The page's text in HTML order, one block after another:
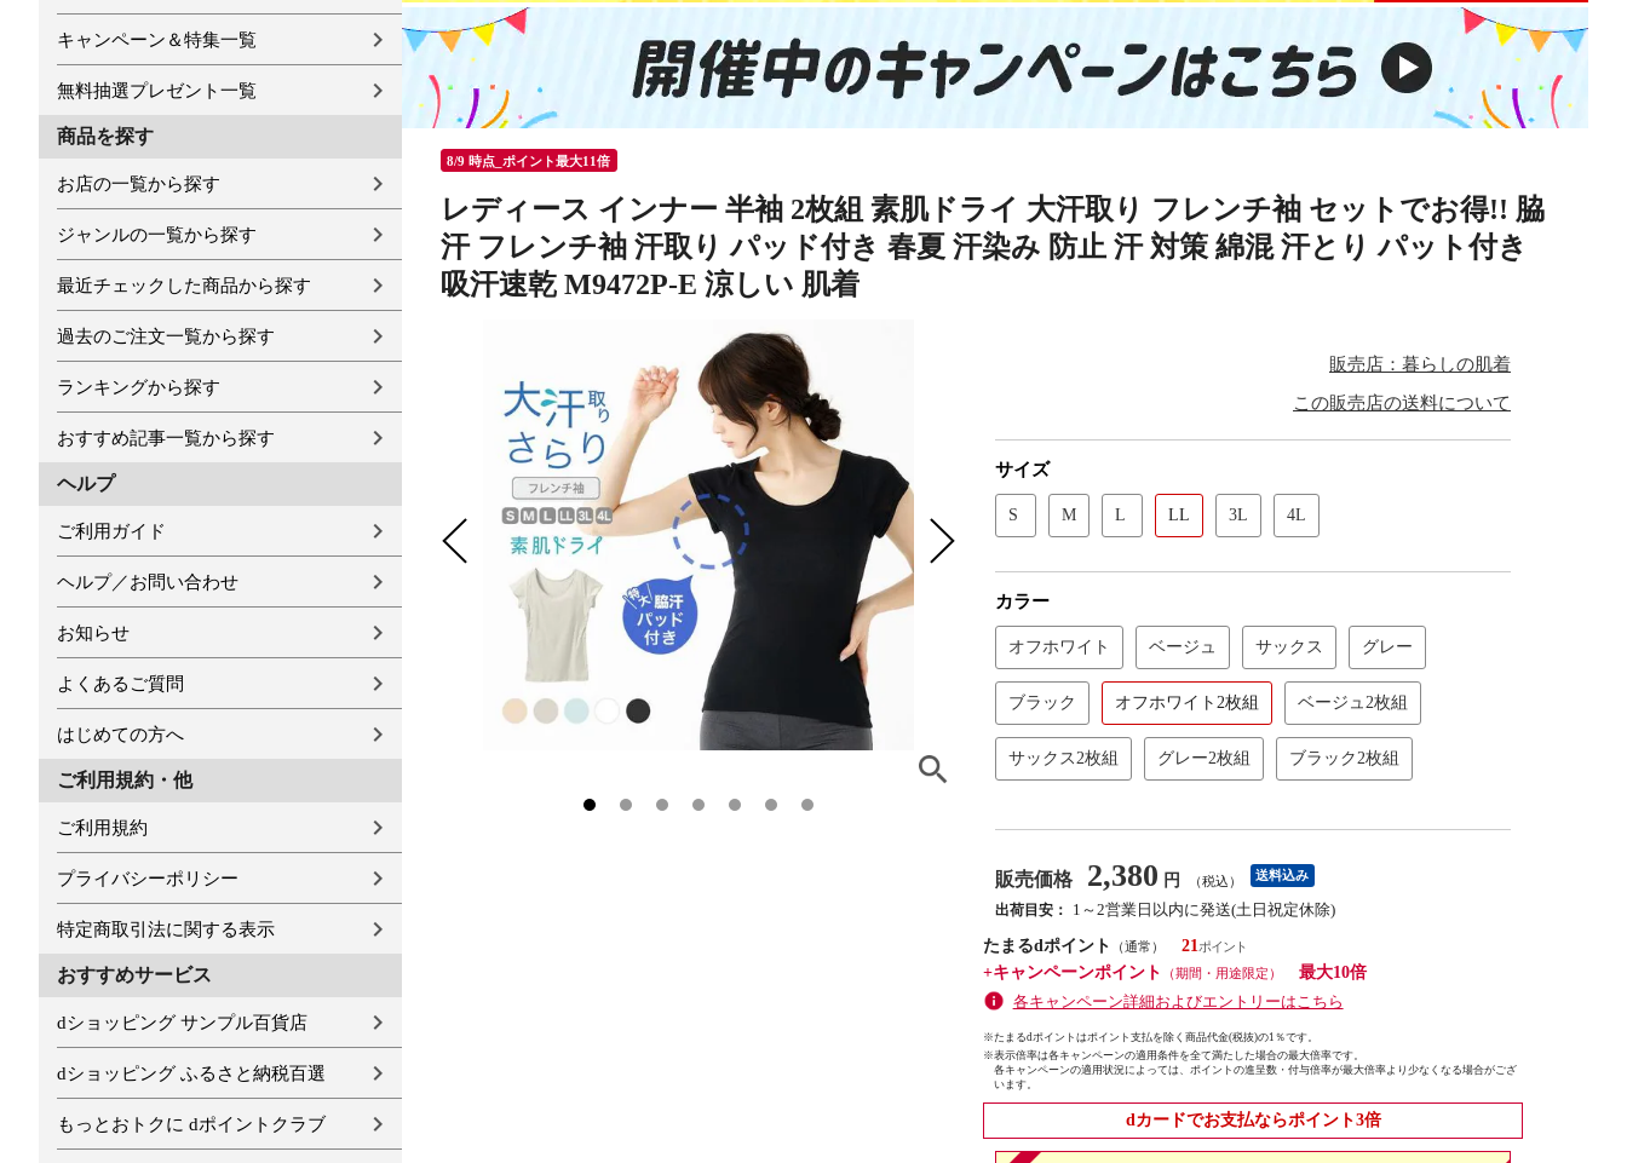
キャンペーン＆特集一覧
無料抽選プレゼント一覧
商品を探す
お店の一覧から探す
ジャンルの一覧から探す
最近チェックした商品から探す
過去のご注文一覧から探す
ランキングから探す
おすすめ記事一覧から探す
ヘルプ
ご利用ガイド
ヘルプ／お問い合わせ
お知らせ
よくあるご質問
はじめての方へ
ご利用規約・他
ご利用規約
プライバシーポリシー
特定商取引法に関する表示
おすすめサービス
dショッピング サンプル百貨店
dショッピング ふるさと納税百選
もっとおトクに dポイントクラブ
8/9 時点_ポイント最大11倍
レディース インナー 半袖 2枚組 素肌ドライ 大汗取り フレンチ袖 セットでお得!! 脇
汗 フレンチ袖 汗取り パッド付き 春夏 汗染み 防止 汗 対策 綿混 汗とり パット付き
吸汗速乾 M9472P-E 涼しい 肌着
販売店：暮らしの肌着
この販売店の送料について
サイズ
S M L LL 3L 4L
カラー
オフホワイト ベージュ サックス グレー
ブラック オフホワイト2枚組 ベージュ2枚組
サックス2枚組 グレー2枚組 ブラック2枚組
販売価格 2,380 円 （税込） 送料込み
出荷目安：
1～2営業日以内に発送(土日祝定休除)
たまるdポイント
（通常）
21
+キャンペーンポイント
（期間・用途限定）
最大10倍
各キャンペーン詳細およびエントリーはこちら
※たまるdポイントはポイント支払を除く商品代金(税抜)の1％です。
※表示倍率は各キャンペーンの適用条件を全て満たした場合の最大倍率です。
各キャンペーンの適用状況によっては、ポイントの進呈数・付与倍率が最大倍率より少なくなる場合がござ
います。
dカードでお支払ならポイント3倍